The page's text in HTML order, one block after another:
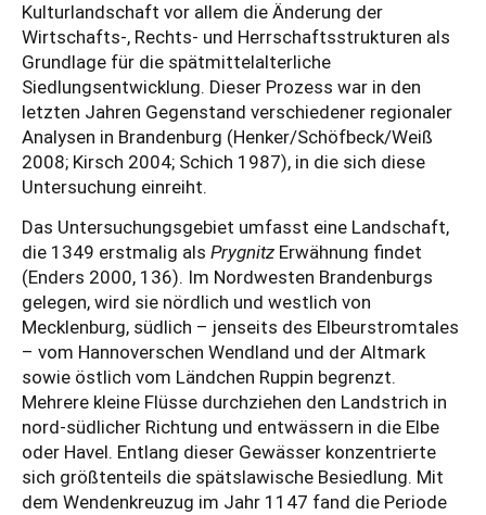
Kulturlandschaft vor allem die Änderung der
Wirtschafts-, Rechts- und Herrschaftsstrukturen als
Grundlage für die spätmittelalterliche
Siedlungsentwicklung. Dieser Prozess war in den
letzten Jahren Gegenstand verschiedener regionaler
Analysen in Brandenburg (Henker/Schöfbeck/Weiß
2008; Kirsch 2004; Schich 1987), in die sich diese
Untersuchung einreiht.
Das Untersuchungsgebiet umfasst eine Landschaft,
die 1349 erstmalig als Prygnitz Erwähnung findet
(Enders 2000, 136). Im Nordwesten Brandenburgs
gelegen, wird sie nördlich und westlich von
Mecklenburg, südlich – jenseits des Elbeurstromtales
– vom Hannoverschen Wendland und der Altmark
sowie östlich vom Ländchen Ruppin begrenzt.
Mehrere kleine Flüsse durchziehen den Landstrich in
nord-südlicher Richtung und entwässern in die Elbe
oder Havel. Entlang dieser Gewässer konzentrierte
sich größtenteils die spätslawische Besiedlung. Mit
dem Wendenkreuzug im Jahr 1147 fand die Periode